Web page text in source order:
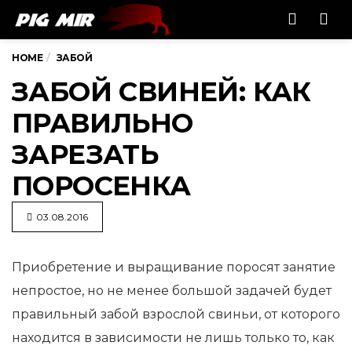
HOME ЗАБОЙ
ЗАБОЙ СВИНЕЙ: КАК
ПРАВИЛЬНО
ЗАРЕЗАТЬ
ПОРОСЕНКА
03.08.2016
Приобретение и выращивание поросят занятие
непростое, но не менее большой задачей будет
правильный забой взрослой свиньи, от которого
находится в зависимости не лишь только то, как